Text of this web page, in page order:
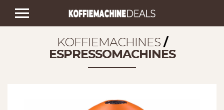
KOFFIEMACHINES/
ESPRESSOMACHINES